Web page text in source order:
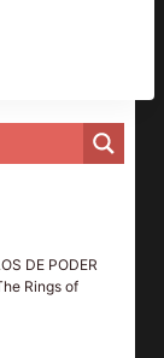
DE PODER
Rings of